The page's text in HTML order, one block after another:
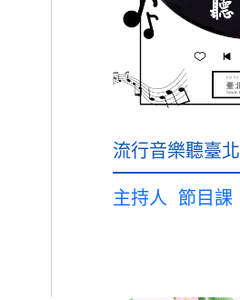
流行音樂聽臺北
主持人 節目課